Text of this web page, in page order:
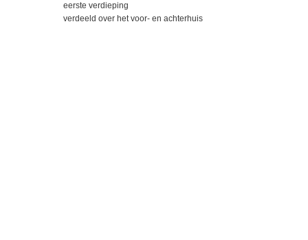
eerste verdieping
verdeeld over het voor- en achterhuis